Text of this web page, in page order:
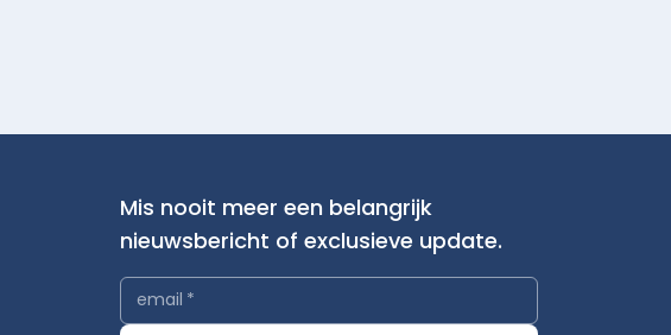
Mis nooit meer een belangrijk
nieuwsbericht of exclusieve update.
email *